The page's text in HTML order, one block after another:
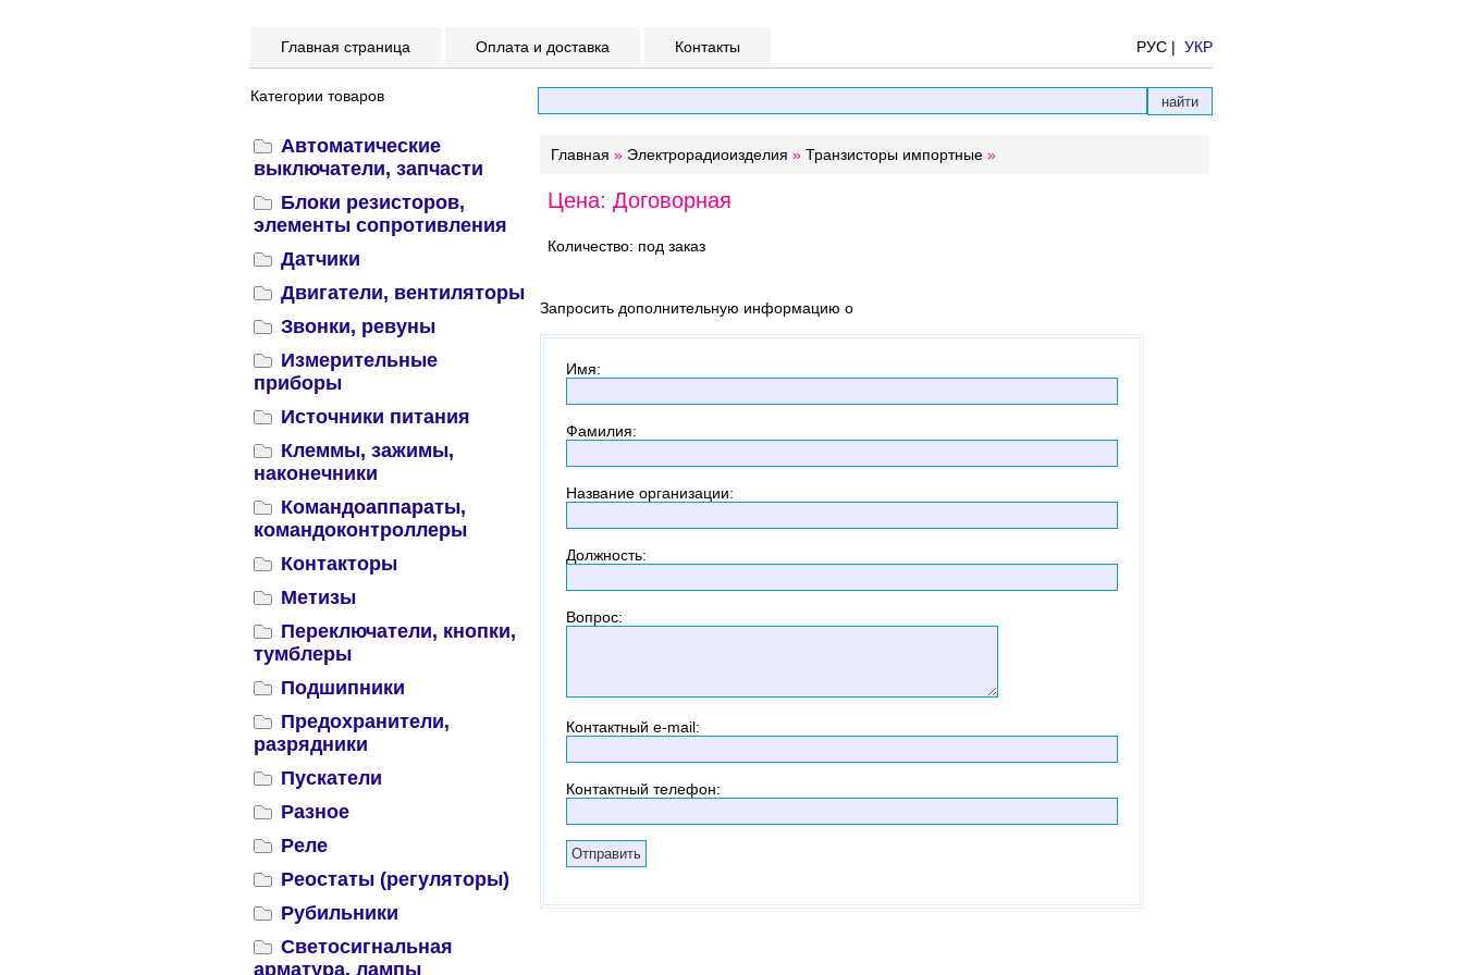
Главная страница Оплата и доставка Контакты РУС | УКР
Категории товаров
Автоматические
выключатели, запчасти
Блоки резисторов,
элементы сопротивления
Датчики
Двигатели, вентиляторы
Звонки, ревуны
Измерительные
приборы
Источники питания
Клеммы, зажимы,
наконечники
Командоаппараты,
командоконтроллеры
Контакторы
Метизы
Переключатели, кнопки,
тумблеры
Подшипники
Предохранители,
разрядники
Пускатели
Разное
Реле
Реостаты (регуляторы)
Рубильники
Светосигнальная
арматура, лампы
Главная » Электрорадиоизделия » Транзисторы импортные »
Цена: Договорная
Количество: под заказ
Запросить дополнительную информацию о
Имя:
Фамилия:
Название организации:
Должность:
Вопрос:
Контактный e-mail:
Контактный телефон: